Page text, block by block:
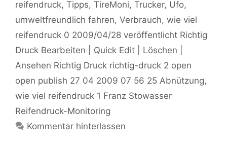
reifendruck, Tipps, TireMoni, Trucker, Ufo,
umweltfreundlich fahren, Verbrauch, wie viel
reifendruck 0 2009/04/28 veröffentlicht Richtig
Druck Bearbeiten | Quick Edit | Löschen |
Ansehen Richtig Druck richtig-druck 2 open
open publish 27 04 2009 07 56 25 Abnützung,
wie viel reifendruck 1 Franz Stowasser
Reifendruck-Monitoring
Kommentar hinterlassen